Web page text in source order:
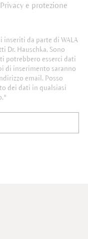
e protezione
da parte di WALA
Dr. Hauschka. Sono
potrebbero esserci dati
di inserimento saranno
email. Posso
dei dati in qualsiasi